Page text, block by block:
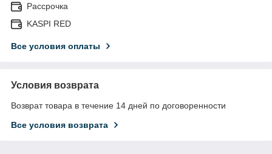
Рассрочка
KASPI RED
Все условия оплаты
Условия возврата
Возврат товара в течение 14 дней по договоренности
Все условия возврата